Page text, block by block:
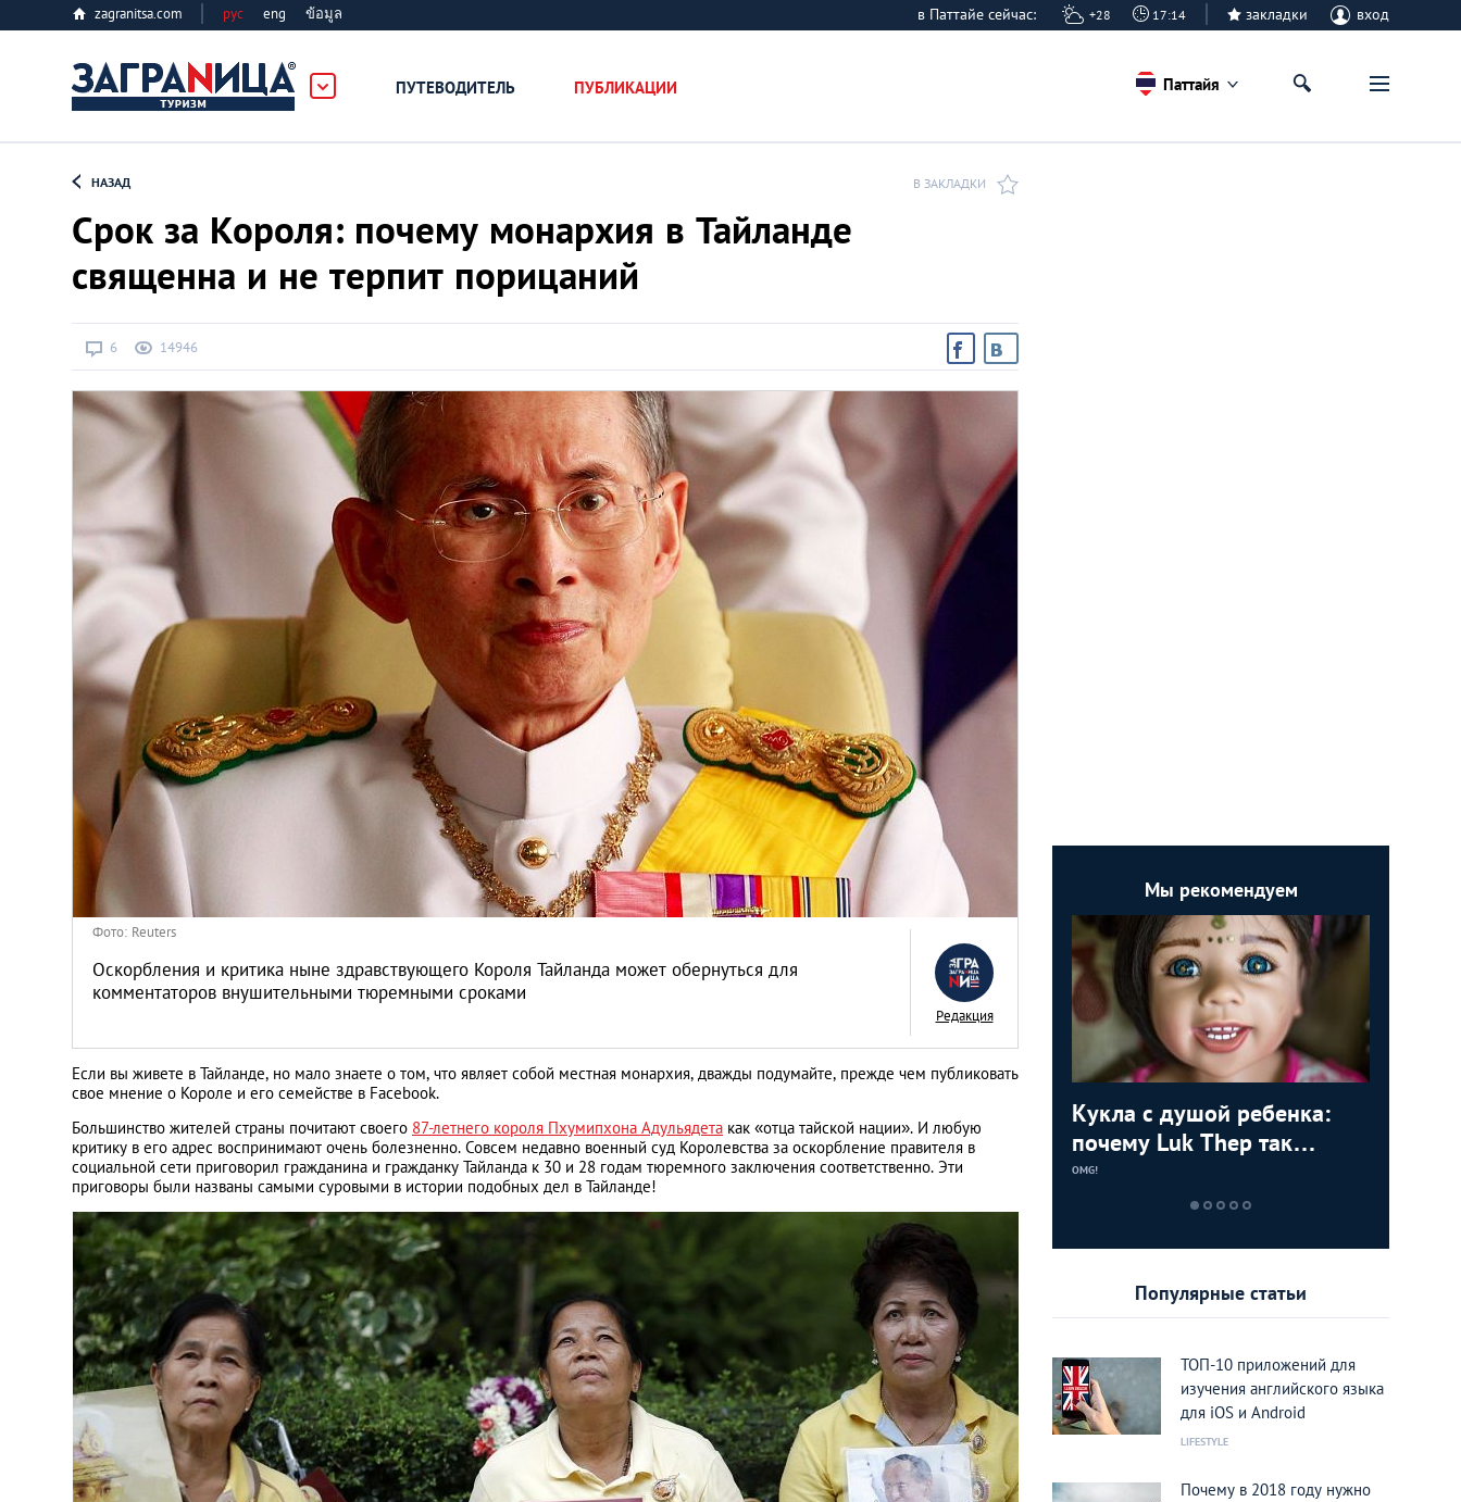
zagranitsa.com рус eng ข้อมูล в Паттайе сейчас: +28 17:14 закладки вход
ПУТЕВОДИТЕЛЬ ПУБЛИКАЦИИ
Алматы
Лос-Анджелес
Париж
Санкт-Петербург
Паттайя
НАЗАД В ЗАКЛАДКИ
Срок за Короля: почему монархия в Тайланде
священна и не терпит порицаний
6 14946
Фото: Reuters
Оскорбления и критика ныне здравствующего Короля Тайланда может обернуться для
комментаторов внушительными тюремными сроками
Редакция
Если вы живете в Тайланде, но мало знаете о том, что являет собой местная монархия, дважды подумайте, прежде чем публиковать
свое мнение о Короле и его семействе в Facebook.
Большинство жителей страны почитают своего 87-летнего короля Пхумипхона Адульядета как «отца тайской нации». И любую
критику в его адрес воспринимают очень болезненно. Совсем недавно военный суд Королевства за оскорбление правителя в
социальной сети приговорил гражданина и гражданку Тайланда к 30 и 28 годам тюремного заключения соответственно. Эти
приговоры были названы самыми суровыми в истории подобных дел в Тайланде!
Мы рекомендуем
Кукла с душой ребенка:
почему Luk Thep так
популярны среди тайцев
OMG!
Месть отвергнутой тайки:
как отказ в близости
обернулся трагедией
OMG!
Популярные статьи
ТОП-10 приложений для
изучения английского языка
для iOS и Android
LIFESTYLE
Почему в 2018 году нужно